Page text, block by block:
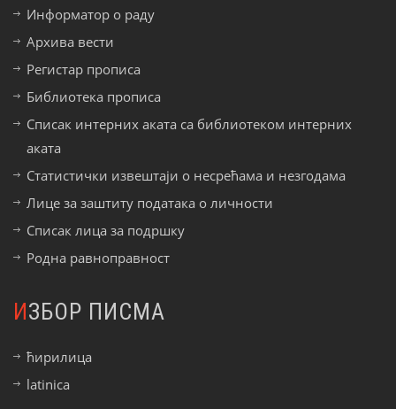
Информатор о раду
Архива вести
Регистар прописа
Библиотека прописа
Списак интерних аката са библиотеком интерних
аката
Статистички извештаји о несрећама и незгодама
Лице за заштиту података о личности
Списак лица за подршку
Родна равноправност
ИЗБОР ПИСМА
ћирилица
latinica